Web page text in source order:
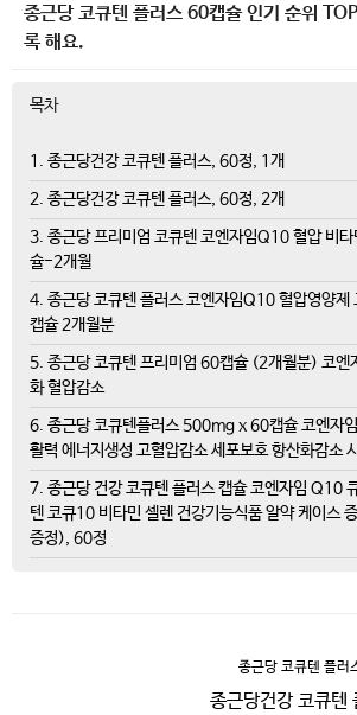
종근당 코큐텐 플러스 60캡슐 인기 순위
록 해요.
목차
1. 종근당건강 코큐텐 플러스, 60정, 1개
2. 종근당건강 코큐텐 플러스, 60정, 2개
3. 종근당 프리미엄 코큐텐 코엔자임Q10 혈압 비
슐-2개월
4. 종근당 코큐텐 플러스 코엔자임Q10 혈압영양제
캡슐 2개월분
5. 종근당 코큐텐 프리미엄 60캡슐 (2개월분) 코엔
화 혈압감소
6. 종근당 코큐텐플러스 500mg x 60캡슐 코엔자
활력 에너지생성 고혈압감소 세포보호 항산화감소
7. 종근당 건강 코큐텐 플러스 캡슐 코엔자임 Q10
텐 코큐10 비타민 셀렌 건강기능식품 알약 케이스
증정), 60정
종근당 코큐텐 플러
종근당건강 코큐텐